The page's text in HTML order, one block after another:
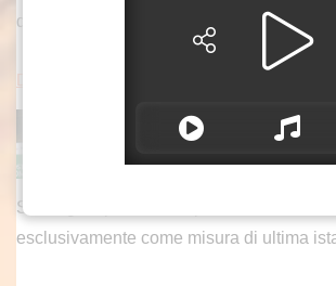
quando riferiscono le autorità ucraine. La
Delrio “Chiudere i confini è colpo al cuore
ROMA (ITALPRESS) – «Il
all’immigrazione Brunner, un
Schengen, può essere presa in
esclusivamente come misura di ultima